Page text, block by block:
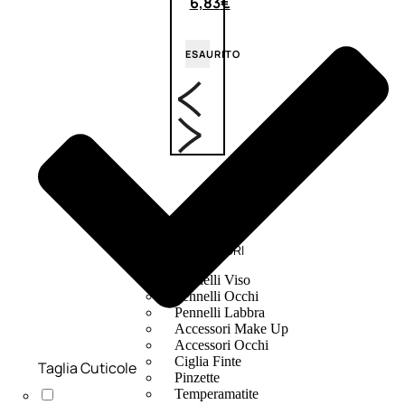
ESAURITO
ACCESSORI
Pennelli Viso
Pennelli Occhi
Pennelli Labbra
Accessori Make Up
Accessori Occhi
Ciglia Finte
Pinzette
Temperamatite
Taglia Cuticole